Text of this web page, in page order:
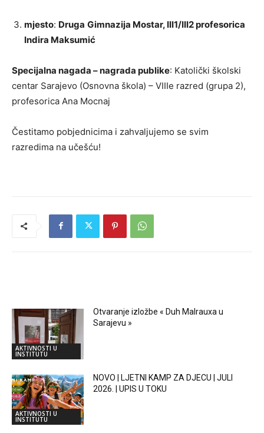
mjesto: Druga Gimnazija Mostar, III1/III2 profesorica
Indira Maksumić
Specijalna nagada – nagrada publike: Katolički školski
centar Sarajevo (Osnovna škola) – VIIIe razred (grupa 2),
profesorica Ana Mocnaj
Čestitamo pobjednicima i zahvaljujemo se svim
razredima na učešću!
AKTIVNOSTI U
INSTITUTU
Otvaranje izložbe « Duh Malrauxa u
Sarajevu »
AKTIVNOSTI U
INSTITUTU
NOVO | LJETNI KAMP ZA DJECU | JULI
2026. | UPIS U TOKU